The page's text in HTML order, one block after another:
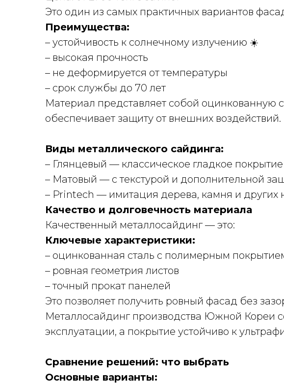
Это один из самых практичных вариантов
Преимущества:
– устойчивость к солнечному излучению ☀️
– высокая прочность
– не деформируется от температуры
– срок службы до 70 лет
Материал представляет собой оцинкованную
обеспечивает защиту от внешних воздействий.
Виды металлического сайдинга:
– Глянцевый — классическое гладкое покрытие
– Матовый — с текстурой и дополнительной
– Printech — имитация дерева, камня и других
Качество и долговечность материала
Качественный металлосайдинг — это:
Ключевые характеристики:
– оцинкованная сталь с полимерным
– ровная геометрия листов
– точный прокат панелей
Это позволяет получить ровный фасад без
Металлосайдинг производства Южной Кореи
эксплуатации, а покрытие устойчиво к
Сравнение решений: что выбрать
Основные варианты: